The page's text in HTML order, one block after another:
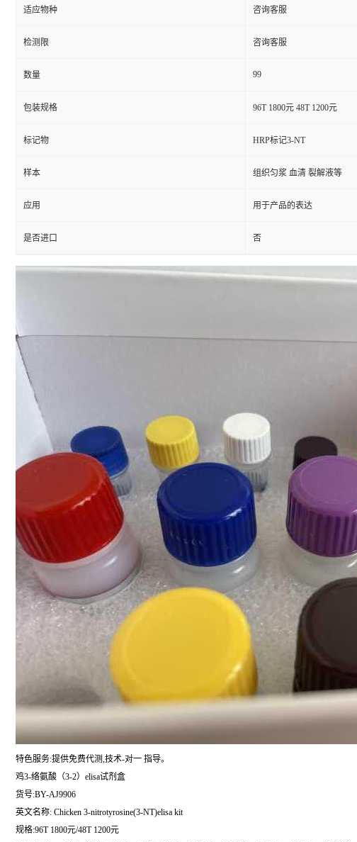
适应物种 咨询客服
检测限 咨询客服
数量 99
包装规格 96T 1800元 48T 1200元
标记物 HRP标记3-NT
样本 组织匀浆 血清 裂解液等
应用 用于产品的表达
是否进口 否
特色服务:提供免费代测,技术-对一 指导。
鸡3-络氨酸（3-2）elisa试剂盒
货号:BY-AJ9906
英文名称: Chicken 3-nitrotyrosine(3-NT)elisa kit
规格:96T 1800元/48T 1200元